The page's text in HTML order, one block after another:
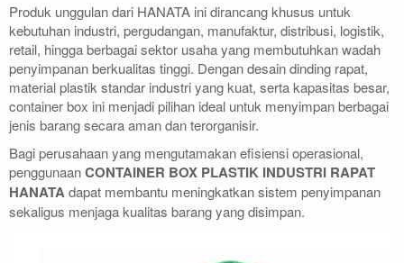
Produk unggulan dari HANATA ini dirancang khusus untuk
kebutuhan industri, pergudangan, manufaktur, distribusi, logistik,
retail, hingga berbagai sektor usaha yang membutuhkan wadah
penyimpanan berkualitas tinggi. Dengan desain dinding rapat,
material plastik standar industri yang kuat, serta kapasitas besar,
container box ini menjadi pilihan ideal untuk menyimpan berbagai
jenis barang secara aman dan terorganisir.
Bagi perusahaan yang mengutamakan efisiensi operasional,
penggunaanCONTAINER BOX PLASTIK INDUSTRI RAPAT
HANATAdapat membantu meningkatkan sistem penyimpanan
sekaligus menjaga kualitas barang yang disimpan.